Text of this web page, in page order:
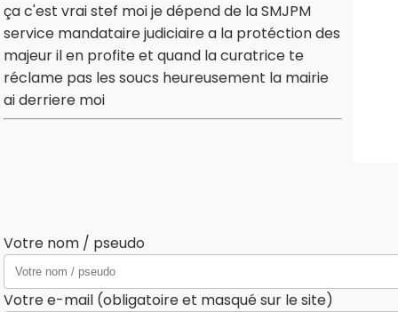
ça c'est vrai stef moi je dépend de la SMJPM
service mandataire judiciaire a la protéction des
majeur il en profite et quand la curatrice te
réclame pas les soucs heureusement la mairie
ai derriere moi
Votre nom / pseudo
Votre e-mail (obligatoire et masqué sur le site)